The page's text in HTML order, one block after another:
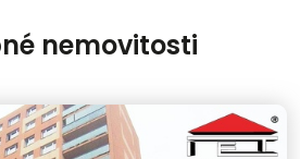
nemovitosti